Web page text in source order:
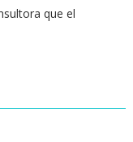
que el